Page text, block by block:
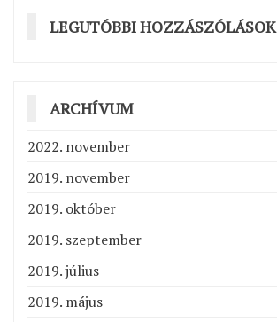
LEGUTÓBBI HOZZÁSZÓLÁSOK
ARCHÍVUM
2022. november
2019. november
2019. október
2019. szeptember
2019. július
2019. május